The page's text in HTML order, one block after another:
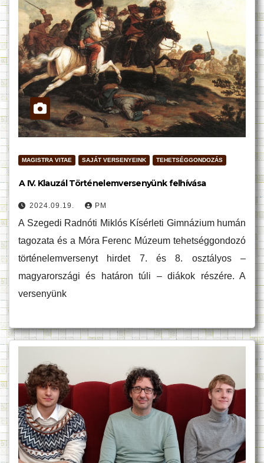
MAGISTRA VITAE SAJÁT VERSENYEINK TEHETSÉGGONDOZÁS
A IV. Klauzál Történelemversenyünk felhívása
2024.09.19. PM
A Szegedi Radnóti Miklós Kísérleti Gimnázium humán
tagozata és a Móra Ferenc Múzeum tehetséggondozó
történelemversenyt hirdet 7. és 8. osztályos –
magyarországi és határon túli – diákok részére. A
versenyünk